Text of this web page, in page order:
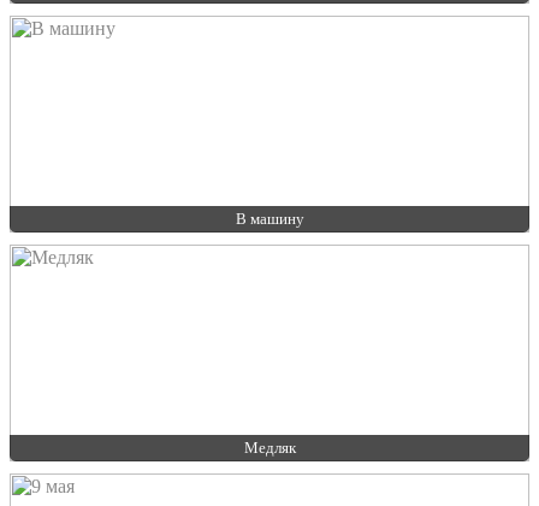
В машину
Медляк